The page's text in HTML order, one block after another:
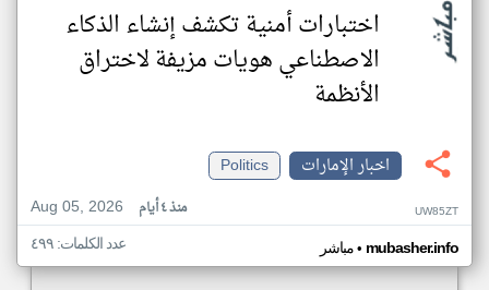
اختبارات أمنية تكشف إنشاء الذكاء
الاصطناعي هويات مزيفة لاختراق
الأنظمة
اخبار الإمارات
Politics
Aug 05, 2026
منذ ٤ أيام UW85ZT
مباشر• mubasher.info عدد الكلمات: ٤٩٩